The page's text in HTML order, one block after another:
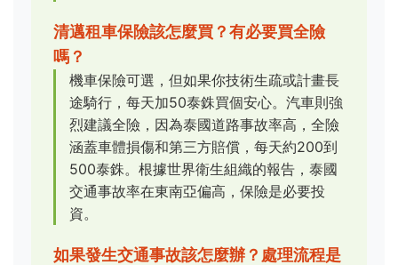
清邁租車保險該怎麼買？有必要買全險
嗎？
機車保險可選，但如果你技術生疏或計畫長
途騎行，每天加50泰銖買個安心。汽車則強
烈建議全險，因為泰國道路事故率高，全險
涵蓋車體損傷和第三方賠償，每天約200到
500泰銖。根據世界衛生組織的報告，泰國
交通事故率在東南亞偏高，保險是必要投
資。
如果發生交通事故該怎麼辦？處理流程是